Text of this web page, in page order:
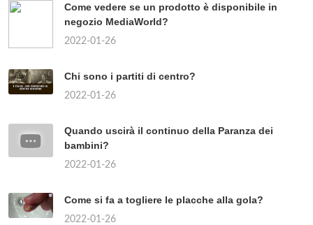
Come vedere se un prodotto è disponibile in
negozio MediaWorld?
2022-01-26
Chi sono i partiti di centro?
2022-01-26
Quando uscirà il continuo della Paranza dei
bambini?
2022-01-26
Come si fa a togliere le placche alla gola?
2022-01-26